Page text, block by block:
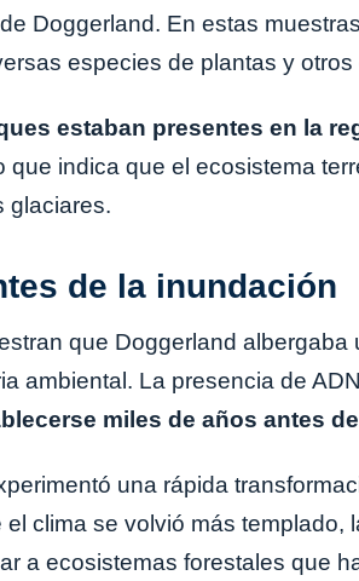
Doggerland. En estas
especies de plantas y otros
estaban presentes en la
que indica que el ecosistema
glaciares.
de la inundación
que Doggerland
ambiental. La presencia de
miles de años antes
una rápida
clima se volvió más templado,
a ecosistemas forestales que